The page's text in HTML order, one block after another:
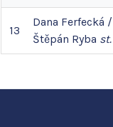
13
Dana Ferfecká /
Štěpán Ryba st.